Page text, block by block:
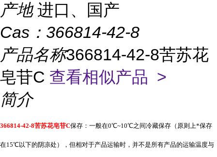
产地 进口、国产
Cas： 366814-42-8
产品名称366814-42-8苦苏花
皂苷C 查看相似产品 >
简介
366814-42-8苦苏花皂苷C保存：一般在0℃~10℃之间冷藏保存（原则上*保存
在15℃以下的阴凉处），但相对于产品运输时，并不是所有产品的运输温度与